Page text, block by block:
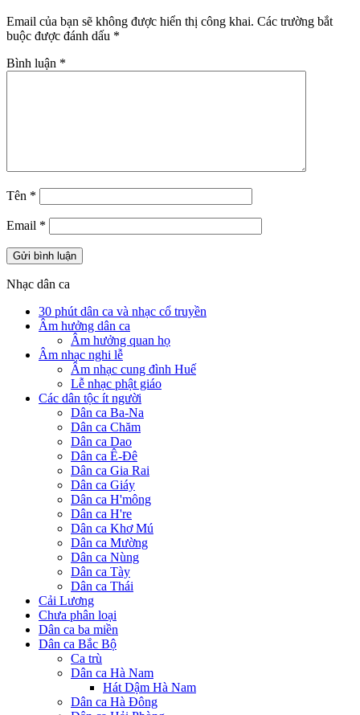
Email của bạn sẽ không được hiển thị công khai. Các trường bắt
buộc được đánh dấu *
Bình luận *
Tên *
Email *
Nhạc dân ca
30 phút dân ca và nhạc cổ truyền
Âm hưởng dân ca
Âm hưởng quan họ
Âm nhạc nghi lễ
Âm nhạc cung đình Huế
Lễ nhạc phật giáo
Các dân tộc ít người
Dân ca Ba-Na
Dân ca Chăm
Dân ca Dao
Dân ca Ê-Đê
Dân ca Gia Rai
Dân ca Giáy
Dân ca H'mông
Dân ca H're
Dân ca Khơ Mú
Dân ca Mường
Dân ca Nùng
Dân ca Tày
Dân ca Thái
Cải Lương
Chưa phân loại
Dân ca ba miền
Dân ca Bắc Bộ
Ca trù
Dân ca Hà Nam
Hát Dậm Hà Nam
Dân ca Hà Đông